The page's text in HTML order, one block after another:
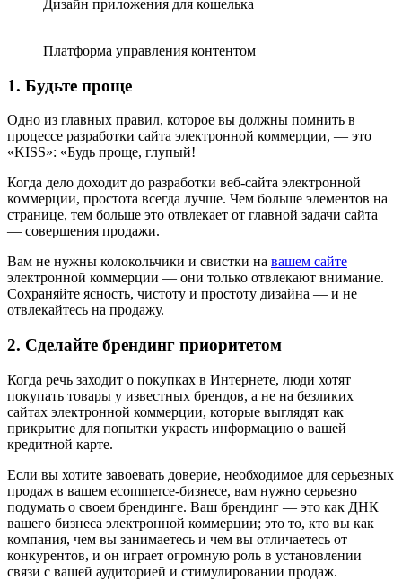
Дизайн приложения для кошелька
Платформа управления контентом
1. Будьте проще
Одно из главных правил, которое вы должны помнить в
процессе разработки сайта электронной коммерции, — это
«KISS»: «Будь проще, глупый!
Когда дело доходит до разработки веб-сайта электронной
коммерции, простота всегда лучше. Чем больше элементов на
странице, тем больше это отвлекает от главной задачи сайта
— совершения продажи.
Вам не нужны колокольчики и свистки на вашем сайте
электронной коммерции — они только отвлекают внимание.
Сохраняйте ясность, чистоту и простоту дизайна — и не
отвлекайтесь на продажу.
2. Сделайте брендинг приоритетом
Когда речь заходит о покупках в Интернете, люди хотят
покупать товары у известных брендов, а не на безликих
сайтах электронной коммерции, которые выглядят как
прикрытие для попытки украсть информацию о вашей
кредитной карте.
Если вы хотите завоевать доверие, необходимое для серьезных
продаж в вашем ecommerce-бизнесе, вам нужно серьезно
подумать о своем брендинге. Ваш брендинг — это как ДНК
вашего бизнеса электронной коммерции; это то, кто вы как
компания, чем вы занимаетесь и чем вы отличаетесь от
конкурентов, и он играет огромную роль в установлении
связи с вашей аудиторией и стимулировании продаж.